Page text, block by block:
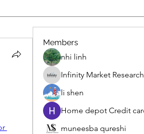
Members
nhi linh
Infinity Market Research
li shen
muneesba qureshi